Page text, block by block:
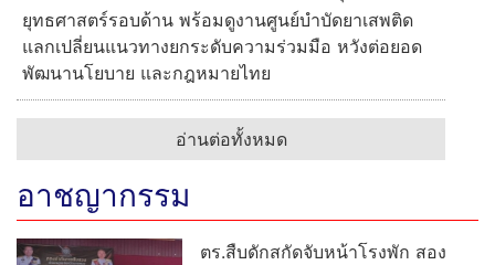
ยุทธศาสตร์รอบด้าน พร้อมดูงานศูนย์บำบัดยาเสพติด
แลกเปลี่ยนแนวทางยกระดับความร่วมมือ หวังต่อยอด
พัฒนานโยบาย และกฎหมายไทย
อ่านต่อทั้งหมด
อาชญากรรม
ตร.สืบดักสกัดจับหน้าโรงพัก สอง